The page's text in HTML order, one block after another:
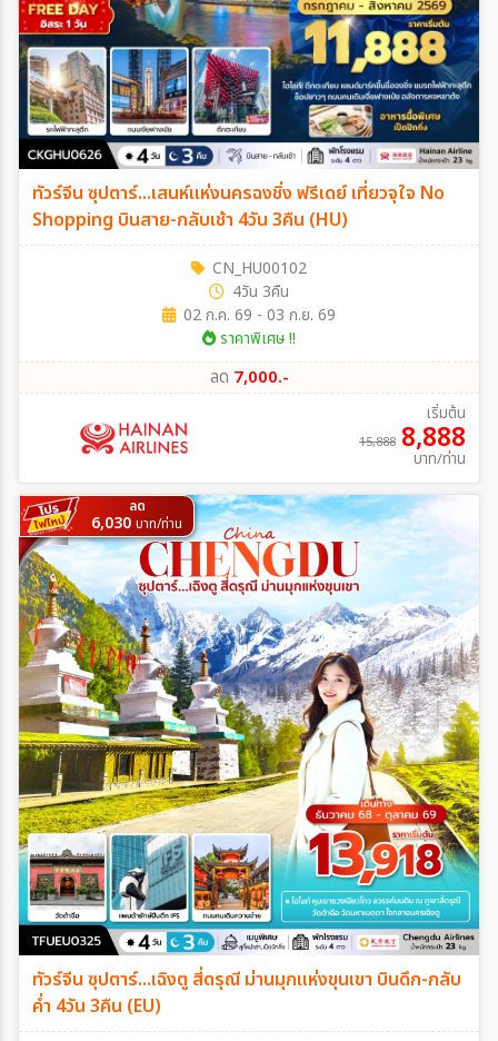
ทัวร์จีน ซุปตาร์...เสนห์แห่งนครฉงชิ่ง ฟรีเดย์ เที่ยวจุใจ No
Shopping บินสาย-กลับเช้า 4วัน 3คืน (HU)
CN_HU00102
4วัน 3คืน
02 ก.ค. 69 - 03 ก.ย. 69
ราคาพิเศษ !!
ลด 7,000.-
เริ่มต้น
15,888 8,888
บาท/ท่าน
ลด
6,030 บาท/ท่าน
ทัวร์จีน ซุปตาร์...เฉิงตู สี่ดรุณี ม่านมุกแห่งขุนเขา บินดึก-กลับ
ค่ำ 4วัน 3คืน (EU)